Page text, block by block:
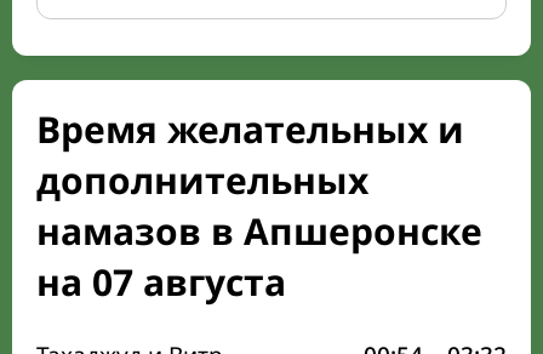
Время желательных и
дополнительных
намазов в Апшеронске
на 07 августа